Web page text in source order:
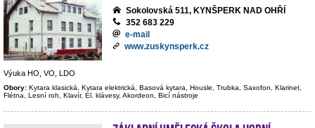
Sokolovská 511, KYNŠPERK NAD OHŘÍ
352 683 229
e-mail
www.zuskynsperk.cz
Výuka HO, VO, LDO
Obory: Kytara klasická, Kytara elektrická, Basová kytara, Housle, Trubka, Saxofon, Klarinet,
Flétna, Lesní roh, Klavír, El. klávesy, Akordeon, Bicí nástroje